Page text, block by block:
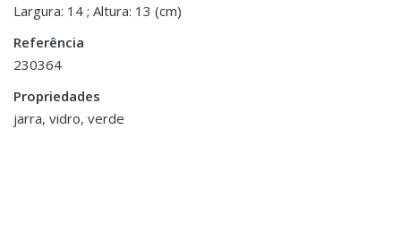
Largura: 14 ; Altura: 13 (cm)
Referência
230364
Propriedades
jarra, vidro, verde
You must be <a href="https://www.homeart.pt/minha-
conta/">logged in</a> to post a review.